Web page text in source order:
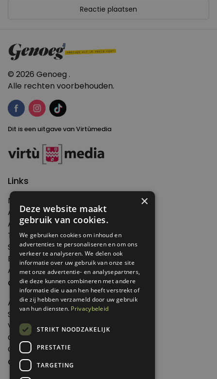
© 2026 Genoeg .
Alle rechten voorbehouden.
Dit is een uitgave van Virtùmedia
Links
Nieuws
Artikelen
Agenda
Thema's
Shop
Edities
Abonneren
Over Genoeg
Adverteren
Samenwerken
Verkooppunten
Over Genoeg
Contact
Contactgegevens
×
Deze website maakt
gebruik van cookies.
We gebruiken cookies om inhoud en
advertenties te personaliseren en om ons
verkeer te analyseren. We delen ook
informatie over uw gebruik van onze site
met onze advertentie- en analysepartners,
die deze kunnen combineren met andere
informatie die u aan hen heeft verstrekt of
die zij hebben verzameld door uw gebruik
van hun diensten. Privacybeleid
STRIKT NOODZAKELIJK
PRESTATIE
TARGETING